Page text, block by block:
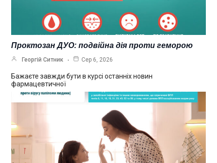
Проктозан ДУО: подвійна дія проти геморою
Георгій Ситник Сер 6, 2026
Бажаєте завжди бути в курсі останніх новин
фармацевтичної